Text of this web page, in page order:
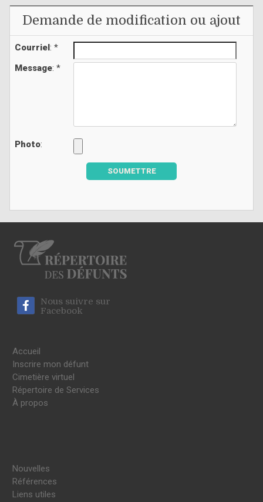
Demande de modification ou ajout
Courriel: *
Message: *
Photo:
SOUMETTRE
Nous suivre sur
Facebook
Accueil
Inscrire mon défunt
Cimetière virtuel
Répertoire de Services
À propos
Nouvelles
Références
Liens utiles